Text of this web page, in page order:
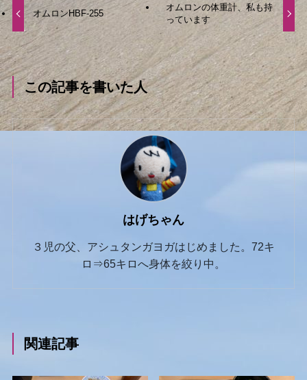
オムロンHBF-255
オムロンの体重計、私も持
っています
この記事を書いた人
はげちゃん
３児の父、アシュタンガヨガはじめました。72キ
ロ⇒65キロへ身体を絞り中。
関連記事